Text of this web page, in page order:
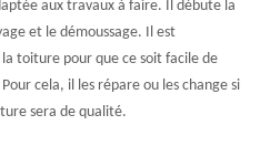
aux travaux à faire. Il débute la
et le démoussage. Il est
toiture pour que ce soit facile de
cela, il les répare ou les change si
sera de qualité.